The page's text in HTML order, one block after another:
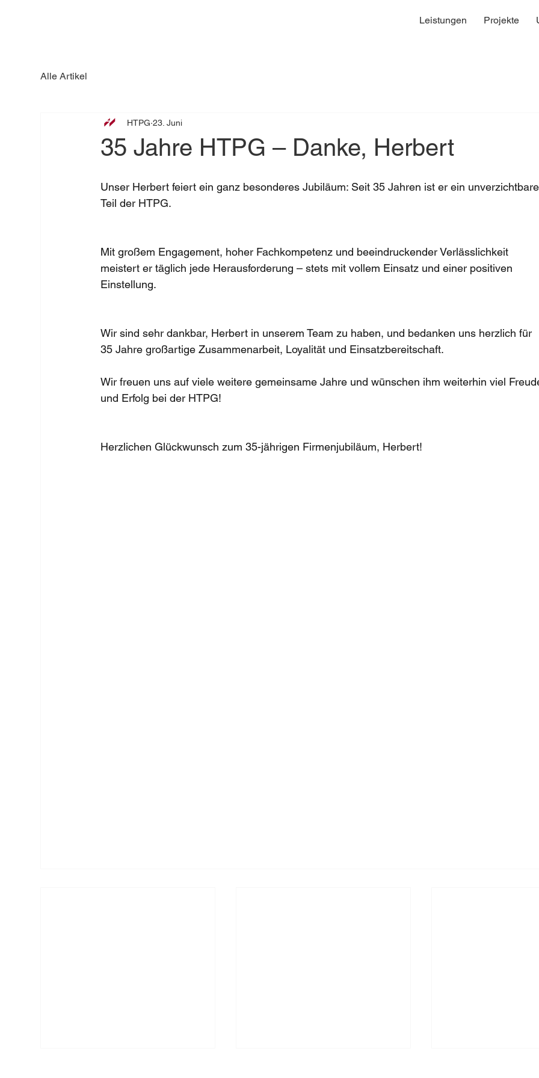
Leistungen Projekte
Alle Artikel
35 Jahre HTPG – Danke, Herbert
HTPG 23. Juni
Unser Herbert feiert ein ganz besonderes Jubiläum: Seit 35 Jahren ist er ein
Teil der HTPG.
Mit großem Engagement, hoher Fachkompetenz und beeindruckender Verlässlichkeit
meistert er täglich jede Herausforderung – stets mit vollem Einsatz und einer positiven
Einstellung.
Wir sind sehr dankbar, Herbert in unserem Team zu haben, und bedanken uns herzlich für
35 Jahre großartige Zusammenarbeit, Loyalität und Einsatzbereitschaft.
Wir freuen uns auf viele weitere gemeinsame Jahre und wünschen ihm weiterhin viel
und Erfolg bei der HTPG!
Herzlichen Glückwunsch zum 35-jährigen Firmenjubiläum, Herbert!